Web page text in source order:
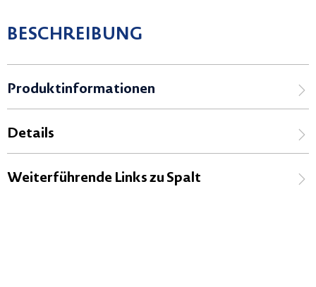
BESCHREIBUNG
Produktinformationen
Details
Weiterführende Links zu Spalt